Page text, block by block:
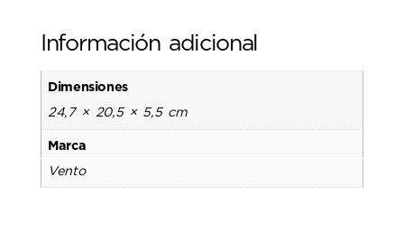
Información adicional
Dimensiones
24,7 × 20,5 × 5,5 cm
Marca
Vento